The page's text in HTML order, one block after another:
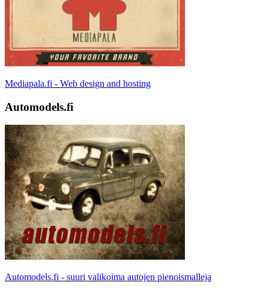
Mediapala.fi - Web design and hosting
Automodels.fi
Automodels.fi - suuri valikoima autojen pienoismalleja